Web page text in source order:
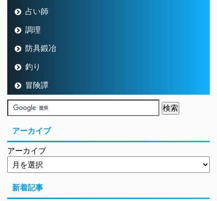
占い師
調理
防具鍛冶
釣り
冒険譚
アーカイブ
アーカイブ
新着記事